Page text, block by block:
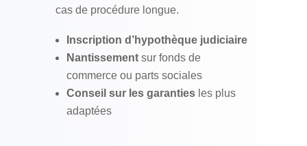
cas de procédure longue.
Inscription d’hypothèque judiciaire
Nantissementsur fonds de
commerce ou parts sociales
Conseil sur les garantiesles plus
adaptées